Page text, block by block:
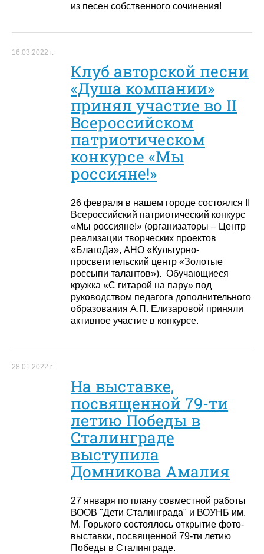
из песен собственного сочинения!
16.03.2022 г.
Клуб авторской песни
«Душа компании»
принял участие во II
Всероссийском
патриотическом
конкурсе «Мы
россияне!»
26 февраля в нашем городе состоялся II
Всероссийский патриотический конкурс
«Мы россияне!» (организаторы – Центр
реализации творческих проектов
«БлагоДа», АНО «Культурно-
просветительский центр «Золотые
россыпи талантов»). Обучающиеся
кружка «С гитарой на пару» под
руководством педагога дополнительного
образования А.П. Елизаровой приняли
активное участие в конкурсе.
28.01.2022 г.
На выставке,
посвященной 79-ти
летию Победы в
Сталинграде
выступила
Домникова Амалия
27 января по плану совместной работы
ВООВ "Дети Сталинграда" и ВОУНБ им.
М. Горького состоялось открытие фото-
выставки, посвященной 79-ти летию
Победы в Сталинграде.